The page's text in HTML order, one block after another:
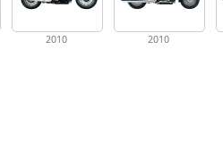
2010 2010